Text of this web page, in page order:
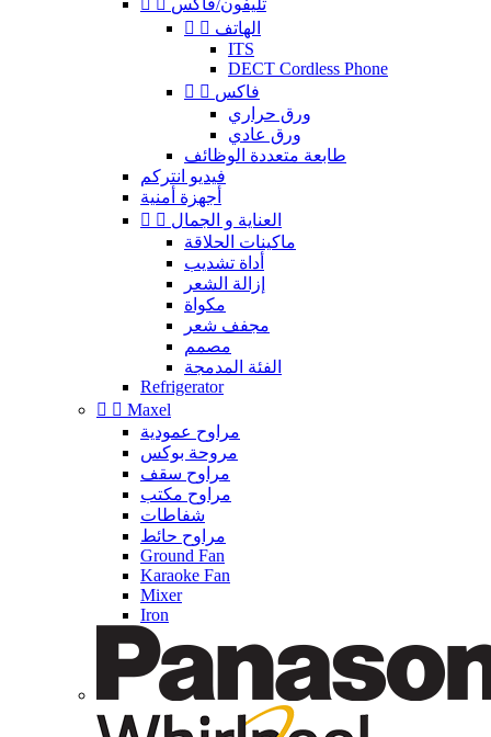
  تليفون/فاكس
  الهاتف
ITS
DECT Cordless Phone
  فاكس
ورق حراري
ورق عادي
طابعة متعددة الوظائف
فيديو انتركم
أجهزة أمنية
  العناية و الجمال
ماكينات الحلاقة
أداة تشديب
إزالة الشعر
مكواة
مجفف شعر
مصمم
الفئة المدمجة
Refrigerator
  Maxel
مراوح عمودية
مروحة بوكس
مراوح سقف
مراوح مكتب
شفاطات
مراوح حائط
Ground Fan
Karaoke Fan
Mixer
Iron